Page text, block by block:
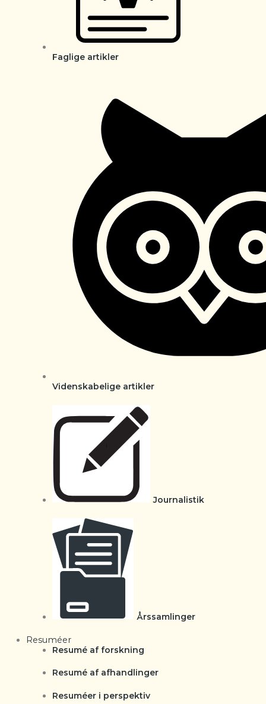
Faglige artikler
Videnskabelige artikler
Journalistik
Årssamlinger
Resuméer
Resumé af forskning
Resumé af afhandlinger
Resuméer i perspektiv